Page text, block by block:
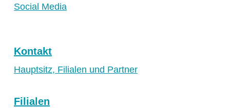
Social Media
Kontakt
Hauptsitz, Filialen und Partner
Filialen